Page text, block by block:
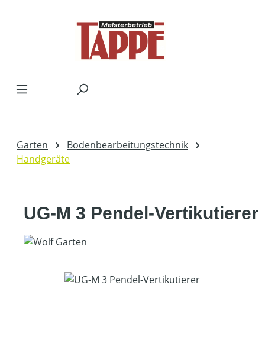
Garten
Bodenbearbeitungstechnik
Handgeräte
UG-M 3 Pendel-Vertikutierer
Bildergalerie überspringen